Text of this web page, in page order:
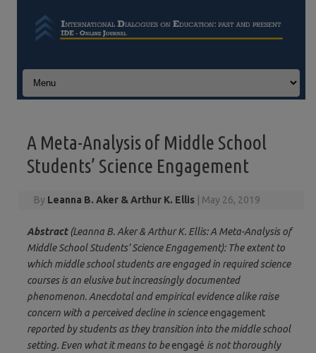
Skip to content
A Meta-Analysis of Middle School
Students’ Science Engagement
By Leanna B. Aker & Arthur K. Ellis May 26, 2019
Abstract (Leanna B. Aker & Arthur K. Ellis: A Meta-Analysis of
Middle School Students’ Science Engagement): The extent to
which middle school students are engaged in required science
courses is an elusive but increasingly documented
phenomenon. Anecdotal and empirical evidence alike raise
concern with a perceived decline in scienceengagement
reported by students as they transition into the middle school
setting. Even what it means to beengagé is not thoroughly